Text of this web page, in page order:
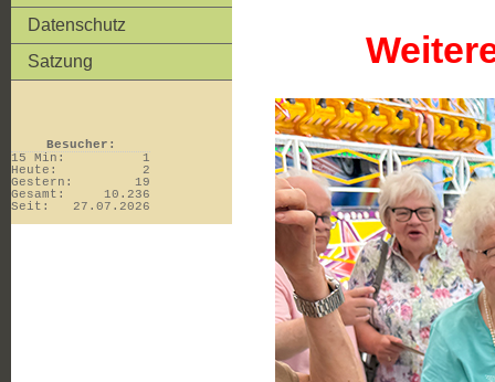
Datenschutz
Satzung
Besucher:
15 Min:
1
Heute:
2
Gestern:
19
Gesamt:
10.236
Seit:
27.07.2026